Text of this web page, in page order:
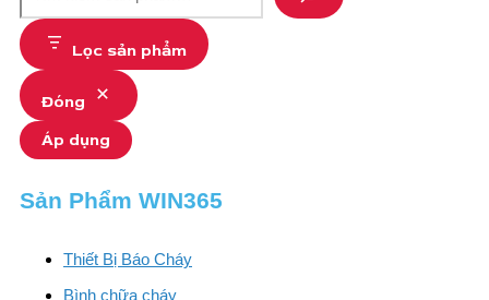
Lọc sản phẩm
Đóng
Áp dụng
Sản Phẩm WIN365
Thiết Bị Báo Cháy
Bình chữa cháy